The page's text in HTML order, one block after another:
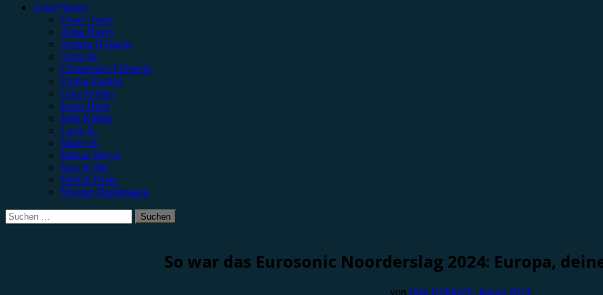
Autor*innen
Unser Team
Alina Hasky
Andrea Holstein
Anna W.
Christopher Filipecki
Emilia Knebel
Gina Köhler
Jonas Horn
Julia Köhler
Lucie K.
Marie H.
Marius Meyer
Max Keller
Melvin Klein
Yvonne Hopfensack
Suchen
nach:
So war das Eurosonic Noorderslag 2024: Europa,
von Julia Köhler22. Januar 2024